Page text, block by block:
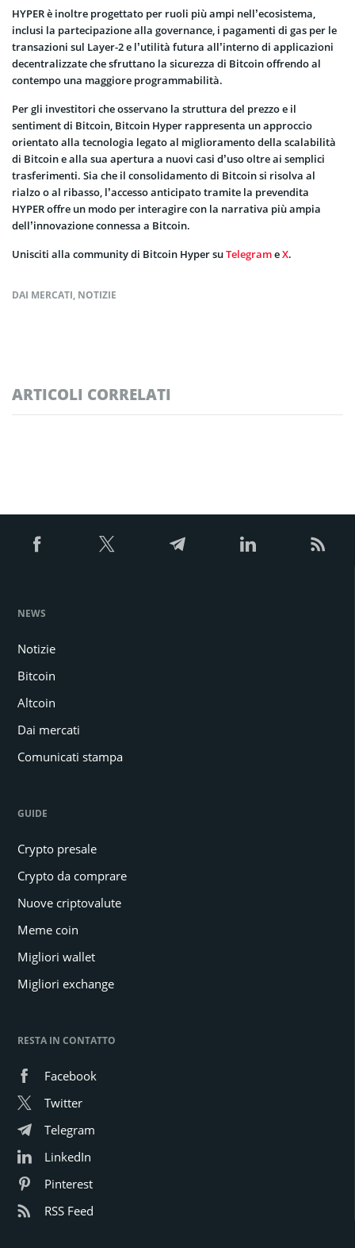
HYPER è inoltre progettato per ruoli più ampi nell’ecosistema,
inclusi la partecipazione alla governance, i pagamenti di gas per le
transazioni sul Layer-2 e l’utilità futura all’interno di applicazioni
decentralizzate che sfruttano la sicurezza di Bitcoin offrendo al
contempo una maggiore programmabilità.
Per gli investitori che osservano la struttura del prezzo e il
sentiment di Bitcoin, Bitcoin Hyper rappresenta un approccio
orientato alla tecnologia legato al miglioramento della scalabilità
di Bitcoin e alla sua apertura a nuovi casi d’uso oltre ai semplici
trasferimenti. Sia che il consolidamento di Bitcoin si risolva al
rialzo o al ribasso, l’accesso anticipato tramite la prevendita
HYPER offre un modo per interagire con la narrativa più ampia
dell’innovazione connessa a Bitcoin.
Unisciti alla community di Bitcoin Hyper suTelegrameX.
DAI MERCATI, NOTIZIE
ARTICOLI CORRELATI
NEWS
Notizie
Bitcoin
Altcoin
Dai mercati
Comunicati stampa
GUIDE
Crypto presale
Crypto da comprare
Nuove criptovalute
Meme coin
Migliori wallet
Migliori exchange
RESTA IN CONTATTO
Facebook
Twitter
Telegram
LinkedIn
Pinterest
RSS Feed